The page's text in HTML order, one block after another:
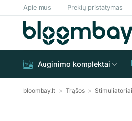
to
content
Apie mus Prekių pristatymas
Auginimo komplektai
bloombay.lt > Trąšos > Stimuliatoriai